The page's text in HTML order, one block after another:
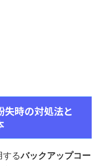
失時の対処法と
するバックアップコー